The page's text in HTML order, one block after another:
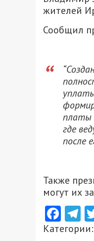
жителей
Сообщил
платы
где
после
Также
могут их
Категории: